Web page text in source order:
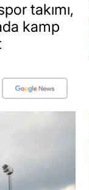
takımı,
kamp